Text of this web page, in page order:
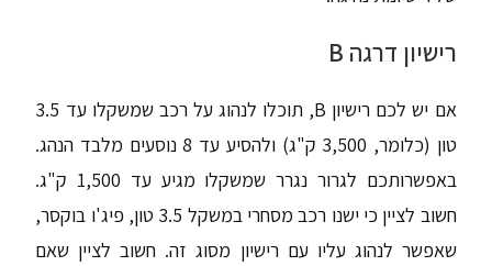
רישיון דרגה B
אם יש לכם רישיון B, תוכלו לנהוג על רכב שמשקלו עד 3.5
טון (כלומר, 3,500 ק"ג) ולהסיע עד 8 נוסעים מלבד הנהג.
באפשרותכם לגרור נגרר שמשקלו מגיע עד 1,500 ק"ג.
חשוב לציין כי ישנו רכב מסחרי במשקל 3.5 טון, פיג'ו בוקסר,
שאפשר לנהוג עליו עם רישיון מסוג זה. חשוב לציין שאם